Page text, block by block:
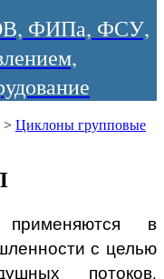
ФИПа, ФСУ,
> Циклоны групповые
применяются в
с целью
потоков.